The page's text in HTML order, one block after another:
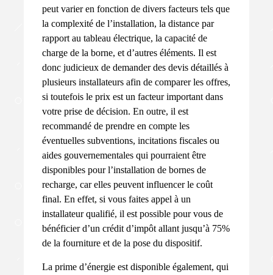
peut varier en fonction de divers facteurs tels que
la complexité de l’installation, la distance par
rapport au tableau électrique, la capacité de
charge de la borne, et d’autres éléments. Il est
donc judicieux de demander des devis détaillés à
plusieurs installateurs afin de comparer les offres,
si toutefois le prix est un facteur important dans
votre prise de décision. En outre, il est
recommandé de prendre en compte les
éventuelles subventions, incitations fiscales ou
aides gouvernementales qui pourraient être
disponibles pour l’installation de bornes de
recharge, car elles peuvent influencer le coût
final. En effet, si vous faites appel à un
installateur qualifié, il est possible pour vous de
bénéficier d’un crédit d’impôt allant jusqu’à 75%
de la fourniture et de la pose du dispositif.
La prime d’énergie est disponible également, qui